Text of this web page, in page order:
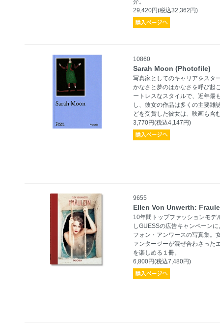
29,420円(税込32,362円)
10860
Sarah Moon (Photofile)
写真家としてのキャリアをスタ
かなさと夢のはかなさを呼び起
ートレスなスタイルで、近年最
し、彼女の作品は多くの主要雑
どを受賞した彼女は、映画も含
3,770円(税込4,147円)
9655
Ellen Von Unwerth:
10年間トップファッションモデ
しGUESSの広告キャンペーン
フォン・アンワースの写真集。
ァンタージーが混ぜ合わさった
を楽しめる１冊。
6,800円(税込7,480円)